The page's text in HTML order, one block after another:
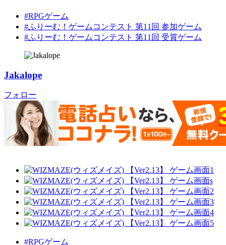
#RPGゲーム
#ふりーむ！ゲームコンテスト 第11回 参加ゲーム
#ふりーむ！ゲームコンテスト 第11回 受賞ゲーム
Jakalope
フォロー
#RPGゲーム